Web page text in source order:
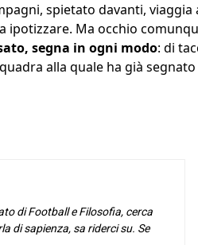
spietato davanti, viaggia
ipotizzare. Ma occhio
segna in ogni modo: di
alla quale ha già
di Football e Filosofia, cerca
di sapienza, sa riderci su. Se